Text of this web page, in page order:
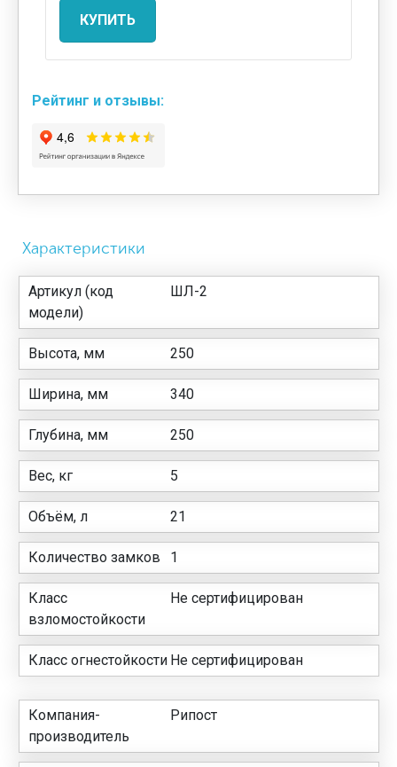
КУПИТЬ
Рейтинг и отзывы:
Характеристики
Артикул (код
модели)
ШЛ-2
Высота, мм 250
Ширина, мм 340
Глубина, мм 250
Вес, кг 5
Объём, л 21
Количество замков 1
Класс
взломостойкости
Не сертифицирован
Класс огнестойкости Не сертифицирован
Компания-
производитель
Рипост